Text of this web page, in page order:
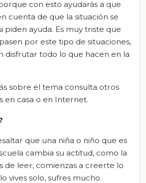
con esto ayudarás a que
cuenta de que la situación se
piden ayuda. Es muy triste que
por este tipo de situaciones,
disfrutar todo lo que hacen en la
sobre el tema consulta otros
en casa o en Internet.
que una niña o niño que es
cambia su actitud, como la
de leer, comienzas a creerte lo
vives solo, sufres mucho.